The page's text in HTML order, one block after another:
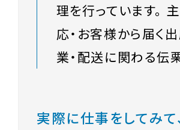
理を行っています。
応・お客様から届く
業・配送に関わる伝
実際に仕事をしてみ